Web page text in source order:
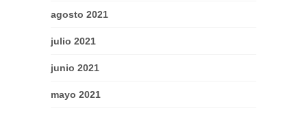
agosto 2021
julio 2021
junio 2021
mayo 2021